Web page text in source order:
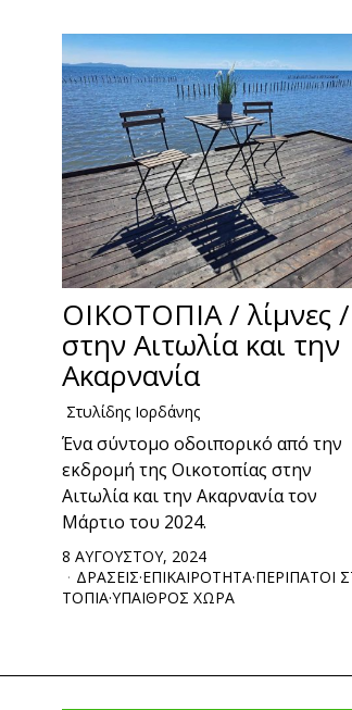
ΟΙΚΟΤΟΠΙΑ / λίμνες /
στην Αιτωλία και την
Ακαρνανία
Στυλίδης Ιορδάνης
Ένα σύντομο οδοιπορικό από την
εκδρομή της Οικοτοπίας στην
Αιτωλία και την Ακαρνανία τον
Μάρτιο του 2024.
8 ΑΥΓΟΥΣΤΟΥ, 2024
ΔΡΑΣΕΙΣ·ΕΠΙΚΑΙΡΟΤΗΤΑ·ΠΕΡΙΠΑΤΟΙ
ΤΟΠΙΑ·ΥΠΑΙΘΡΟΣ ΧΩΡΑ